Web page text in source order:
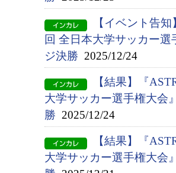
【イベント告
回 全日本大学サッカー
ジ決勝 2025/12/24
【結果】『
大学サッカー選手権大会
勝 2025/12/24
【結果】『
大学サッカー選手権大会